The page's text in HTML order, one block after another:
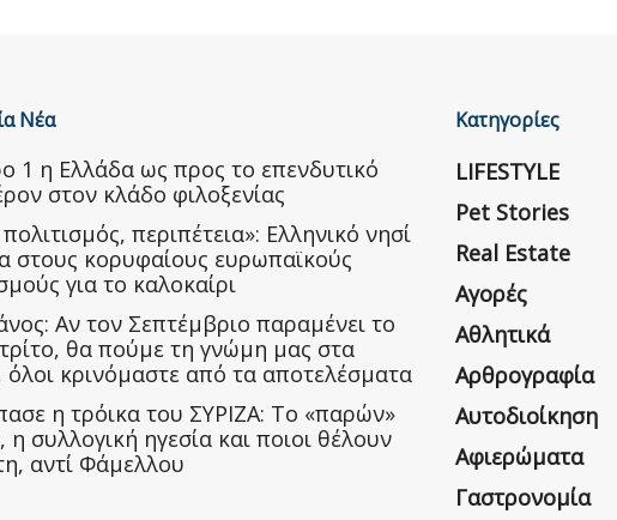
Νέα
1 η Ελλάδα ως προς το επενδυτικό
στον κλάδο φιλοξενίας
περιπέτεια»: Ελληνικό νησί
στους κορυφαίους ευρωπαϊκούς
για το καλοκαίρι
Αν τον Σεπτέμβριο παραμένει το
θα πούμε τη γνώμη μας στα
όλοι κρινόμαστε από τα αποτελέσματα
η τρόικα του ΣΥΡΙΖΑ: Το «παρών»
συλλογική ηγεσία και ποιοι θέλουν
αντί Φάμελλου
Κατηγορίες
LIFESTYLE
Pet Stories
Real Estate
Αγορές
Αθλητικά
Αρθρογραφία
Αυτοδιοίκηση
Αφιερώματα
Γαστρονομία